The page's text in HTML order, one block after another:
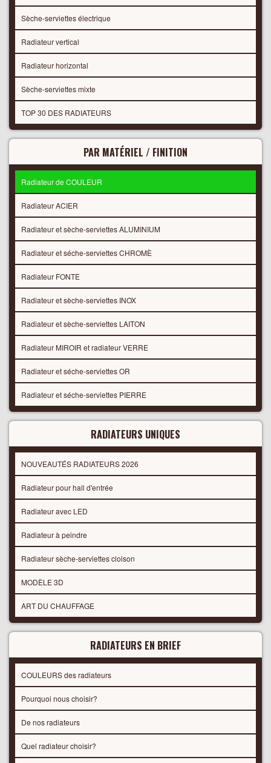
Sèche-serviettes électrique
Radiateur vertical
Radiateur horizontal
Sèche-serviettes mixte
TOP 30 DES RADIATEURS
PAR MATÉRIEL / FINITION
Radiateur de COULEUR
Radiateur ACIER
Radiateur et sèche-serviettes ALUMINIUM
Radiateur et séche-serviettes CHROMÈ
Radiateur FONTE
Radiateur et sèche-serviettes INOX
Radiateur et sèche-serviettes LAITON
Radiateur MIROIR et radiateur VERRE
Radiateur et séche-serviettes OR
Radiateur et séche-serviettes PIERRE
RADIATEURS UNIQUES
NOUVEAUTÉS RADIATEURS 2026
Radiateur pour hall d'entrée
Radiateur avec LED
Radiateur à peindre
Radiateur sèche-serviettes cloison
MODÈLE 3D
ART DU CHAUFFAGE
RADIATEURS EN BRIEF
COULEURS des radiateurs
Pourquoi nous choisir?
De nos radiateurs
Quel radiateur choisir?